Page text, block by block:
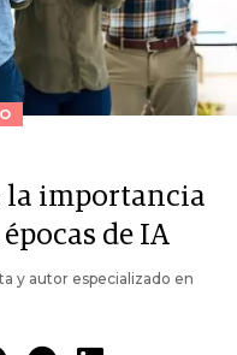
la importancia
de IA
y autor especializado en